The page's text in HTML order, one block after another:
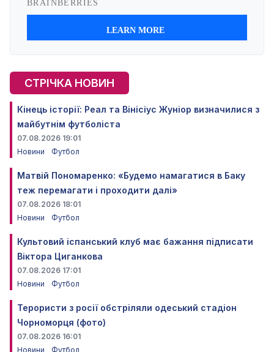
СТРІЧКА НОВИН
Кінець історії: Реал та Вінісіус Жуніор визначилися з
майбутнім футболіста
07.08.2026 19:01
Новини
Футбол
Матвій Пономаренко: «Будемо намагатися в Баку
теж перемагати і проходити далі»
07.08.2026 18:01
Новини
Футбол
Культовий іспанський клуб має бажання підписати
Віктора Циганкова
07.08.2026 17:01
Новини
Футбол
Терористи з росії обстріляли одеський стадіон
Чорноморця (фото)
07.08.2026 16:01
Новини
Футбол